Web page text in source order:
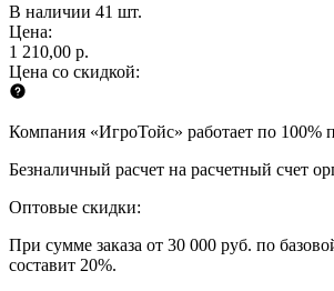
В наличии 41 шт.
Цена:
1 210,00 р.
Цена со скидкой:
Компания «ИгроТойс» работает по 100%
Безналичный расчет на расчетный счет
Оптовые скидки:
При сумме заказа от 30 000 руб. по
составит 20%.